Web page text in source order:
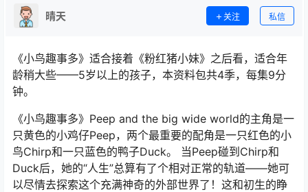
晴天 关注 私信
《小鸟趣事多》适合接着《粉红猪小妹》之后看，适合年
龄稍大些——5岁以上的孩子，本资料包共4季，每集9分
钟。
《小鸟趣事多》Peep and the big wide world的主角是一
只黄色的小鸡仔Peep，两个最重要的配角是一只红色的小
鸟Chirp和一只蓝色的鸭子Duck。 当Peep碰到Chirp和
Duck后，她的“人生”总算有了个相对正常的轨道——她可
以尽情去探索这个充满神奇的外部世界了！这和初生的睁